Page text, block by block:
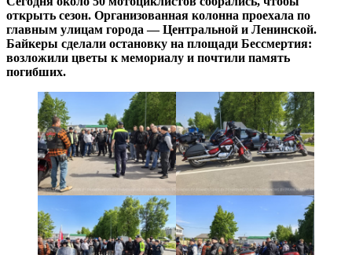
открыть сезон. Организованная колонна проехала по
главным улицам города — Центральной и Ленинской.
Байкеры сделали остановку на площади Бессмертия:
возложили цветы к мемориалу и почтили память
погибших.